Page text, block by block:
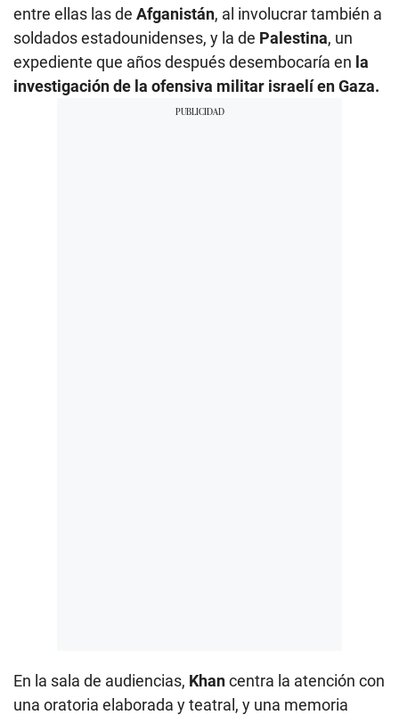
entre ellas las de Afganistán, al involucrar también a
soldados estadounidenses, y la de Palestina, un
expediente que años después desembocaría en la
investigación de la ofensiva militar israelí en Gaza.
En la sala de audiencias, Khancentra la atención con
una oratoria elaborada y teatral, y una memoria